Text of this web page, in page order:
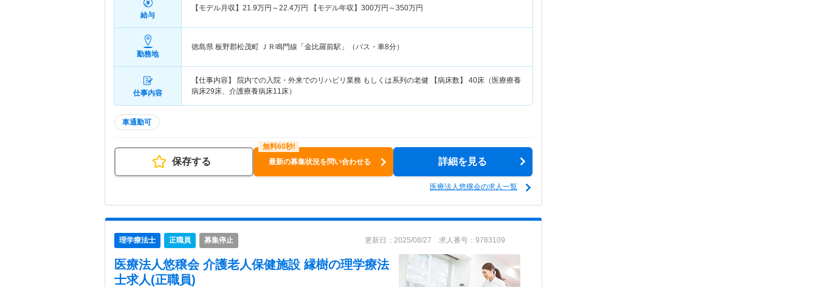
給与
【モデル月収】 21.9万円～22.4万円 【モデル年収】 300万円～350万円
勤務地
徳島県 板野郡松茂町 ＪＲ鳴門線「金比羅前駅」（バス・車8分）
仕事内容
【仕事内容】 院内での入院・外来でのリハビリ業務 もしくは系列の老健 【病床数】 40床（医療療養
病床29床、介護療養病床11床）
車通勤可
保存する 最新の募集状況を問い合わせる 詳細を見る
医療法人悠穣会の求人一覧
理学療法士 正職員 募集停止 更新日：2025/08/27 求人番号：9783109
医療法人悠穣会 介護老人保健施設 縁樹の理学療法
士求人(正職員)